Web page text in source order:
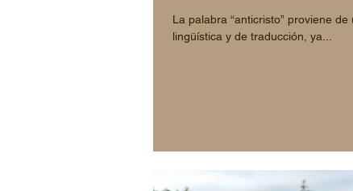
La palabra “anticristo” proviene
lingüística y de traducción, ya...